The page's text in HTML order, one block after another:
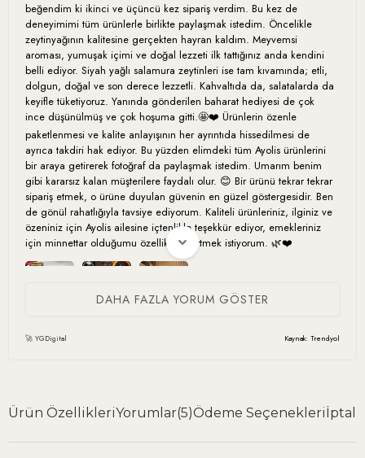
beğendim ki ikinci ve üçüncü kez sipariş verdim. Bu kez de
deneyimimi tüm ürünlerle birlikte paylaşmak istedim. Öncelikle
zeytinyağının kalitesine gerçekten hayran kaldım. Meyvemsi
aroması, yumuşak içimi ve doğal lezzeti ilk tattığınız anda kendini
belli ediyor. Siyah yağlı salamura zeytinleri ise tam kıvamında; etli,
dolgun, doğal ve son derece lezzetli. Kahvaltıda da, salatalarda da
keyifle tüketiyoruz. Yanında gönderilen baharat hediyesi de çok
ince düşünülmüş ve çok hoşuma gitti.🤩❤️ Ürünlerin özenle
paketlenmesi ve kalite anlayışının her ayrıntıda hissedilmesi de
ayrıca takdiri hak ediyor. Bu yüzden elimdeki tüm Ayolis ürünlerini
bir araya getirerek fotoğraf da paylaşmak istedim. Umarım benim
gibi kararsız kalan müşterilere faydalı olur. 😊 Bir ürünü tekrar tekrar
sipariş etmek, o ürüne duyulan güvenin en güzel göstergesidir. Ben
de gönül rahatlığıyla tavsiye ediyorum. Kaliteli ürünleriniz, ilginiz ve
özeniniz için Ayolis ailesine içtenlikle teşekkür ediyor, emekleriniz
için minnettar olduğumu özellikle belirtmek istiyorum. 🌿❤️
için alıyorum ama kendimiz de tüketiyoruz çoook iyi
DAHA FAZLA YORUM GÖSTER
🚀 YGDigital Kaynak: Trendyol
Ürün ÖzellikleriYorumlar(5)Ödeme Seçenekleriİptal